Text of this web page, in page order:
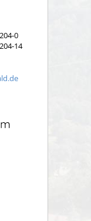
0
14